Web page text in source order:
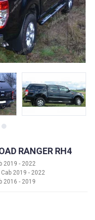
RANGER RH4
2019 - 2022
2019 - 2022
2016 - 2019